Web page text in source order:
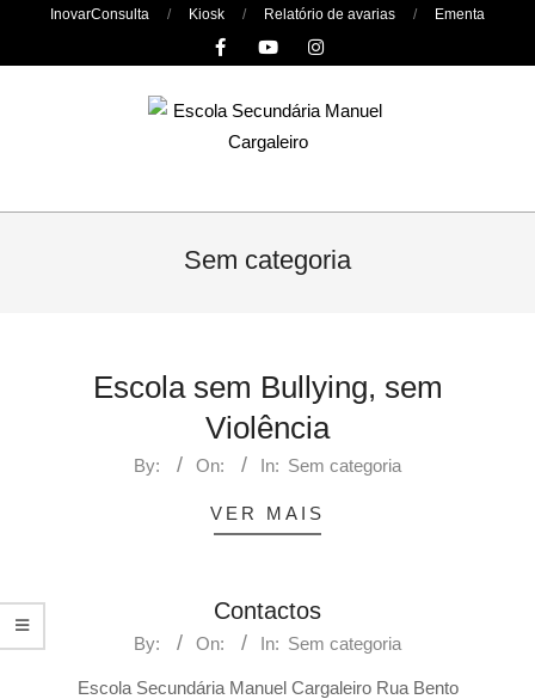
InovarConsulta Kiosk Relatório de avarias Ementa
Primary
Sem categoria
Escola sem Bullying, sem
Violência
By: On: In: Sem categoria
VER MAIS
Contactos
By: On: In: Sem categoria
Escola Secundária Manuel Cargaleiro Rua Bento